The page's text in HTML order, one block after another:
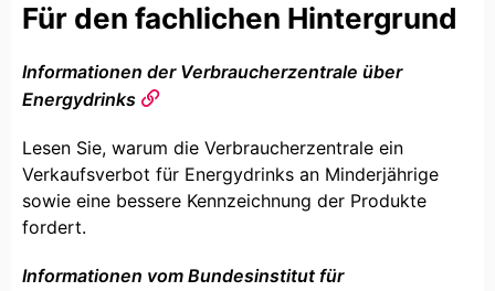
Für den fachlichen Hintergrund
Informationen der Verbraucherzentrale über
Energydrinks
Lesen Sie, warum die Verbraucherzentrale ein
Verkaufsverbot für Energydrinks an Minderjährige
sowie eine bessere Kennzeichnung der Produkte
fordert.
Informationen vom Bundesinstitut für